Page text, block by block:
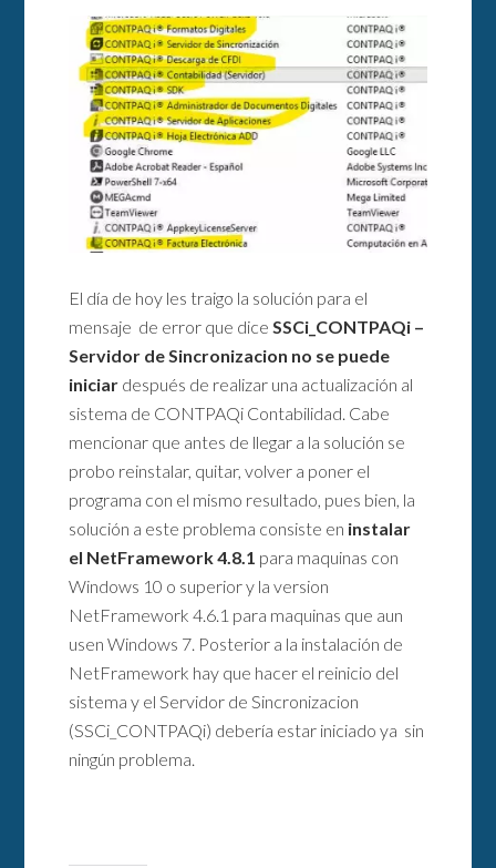
El día de hoy les traigo la solución para el
mensaje de error que dice SSCi_CONTPAQi –
Servidor de Sincronizacion no se puede
iniciar después de realizar una actualización al
sistema de CONTPAQi Contabilidad. Cabe
mencionar que antes de llegar a la solución se
probo reinstalar, quitar, volver a poner el
programa con el mismo resultado, pues bien, la
solución a este problema consiste en instalar
el NetFramework 4.8.1 para maquinas con
Windows 10 o superior y la version
NetFramework 4.6.1 para maquinas que aun
usen Windows 7. Posterior a la instalación de
NetFramework hay que hacer el reinicio del
sistema y el Servidor de Sincronizacion
(SSCi_CONTPAQi) debería estar iniciado ya sin
ningún problema.